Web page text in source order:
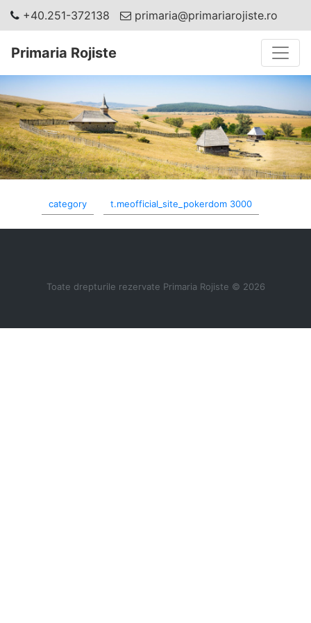
+40.251-372138 primaria@primariarojiste.ro
Primaria Rojiste
category t.meofficial_site_pokerdom 3000
Toate drepturile rezervate Primaria Rojiste © 2026